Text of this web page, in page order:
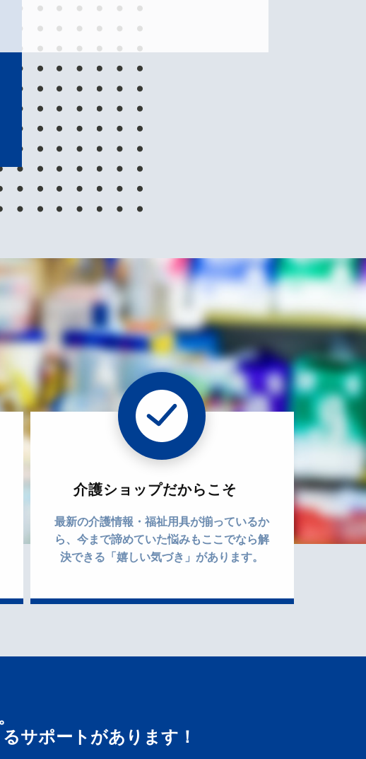
介護ショップだからこそ
最新の介護情報・福祉用具が揃っているか
ら、今まで諦めていた悩みもここでなら解
決できる「嬉しい気づき」があります。
サポートがあります！